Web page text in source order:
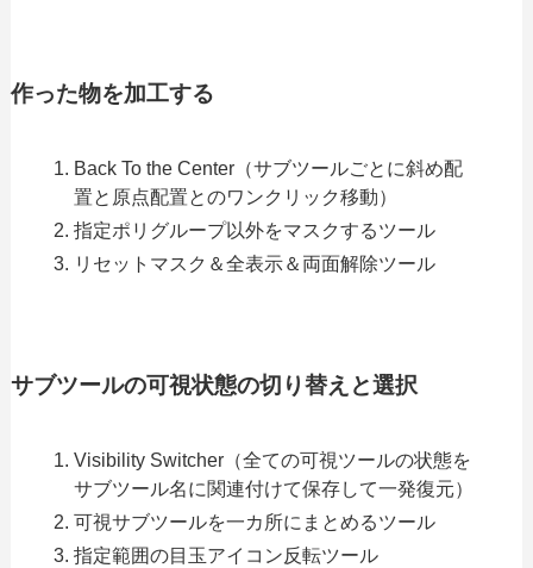
作った物を加工する
Back To the Center（サブツールごとに斜め配
置と原点配置とのワンクリック移動）
指定ポリグループ以外をマスクするツール
リセットマスク＆全表示＆両面解除ツール
サブツールの可視状態の切り替えと選択
Visibility Switcher（全ての可視ツールの状態を
サブツール名に関連付けて保存して一発復元）
可視サブツールを一カ所にまとめるツール
指定範囲の目玉アイコン反転ツール